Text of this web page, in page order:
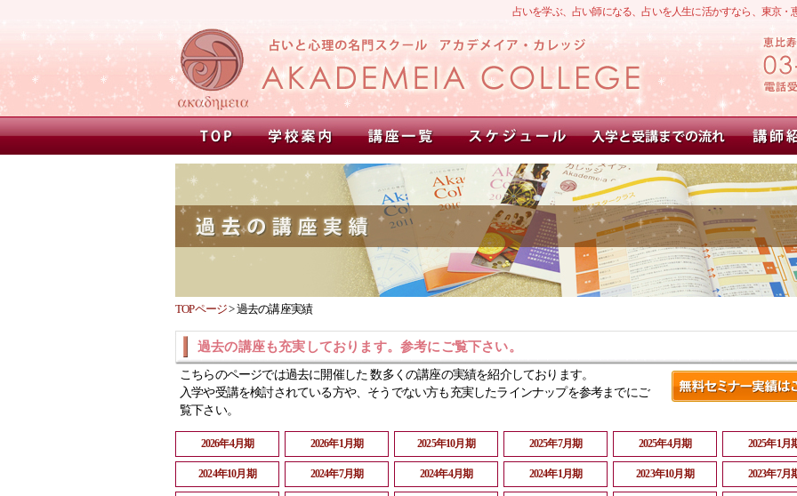
占いを学ぶ、占い師になる、占いを人生に活かすなら、東京
TOPページ>過去の講座実績
過去の講座も充実しております。参考にご覧下さい。
こちらのページでは過去に開催した 数多くの講座の実績を紹介しております。
入学や受講を検討されている方や、そうでない方も充実したラインナップを参考までにご
覧下さい。
2026年4月期 2026年1月期 2025年10月期 2025年7月期 2025年4月期 2025年1月
2024年10月期 2024年7月期 2024年4月期 2024年1月期 2023年10月期 2023年7月